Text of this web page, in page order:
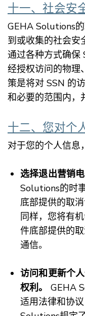
十一、社会安
GEHA Solutions
到或收集的社会安
通过各种方式确保
经授权访问的物理
策是将对 SSN 的
和必要的范围内，
十二、您对个
对于您的个人信息
选择退出营销电
Solutions的时
底部提供的取
同样，您将有
件底部提供的
通信。
访问和更新个
权利。
GEHA
适用法律和协